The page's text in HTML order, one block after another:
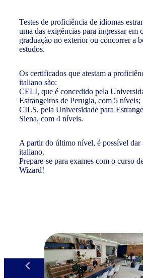
Testes de proficiência de idiomas
uma das exigências para ingressar em
graduação no exterior ou concorrer a
estudos.
Os certificados que atestam a
italiano são:
CELI, que é concedido pela
Estrangeiros de Perugia, com 5 níveis;
CILS, pela Universidade para
Siena, com 4 níveis.
A partir do último nível, é possível dar
italiano.
Prepare-se para exames com o curso
Wizard!